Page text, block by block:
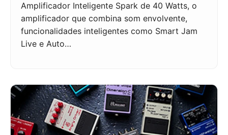
Amplificador Inteligente Spark de 40 Watts, o
amplificador que combina som envolvente,
funcionalidades inteligentes como Smart Jam
Live e Auto…